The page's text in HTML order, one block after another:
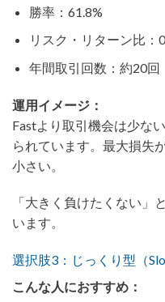
勝率：61.8%
リスク・リターン比：
年間取引回数：約20回
運用イメージ：
Fastより取引機会は少な
られています。最大損失
小さい。
「大きく負けたくない」
います。
選択肢3：じっくり型（
こんな人におすすめ：